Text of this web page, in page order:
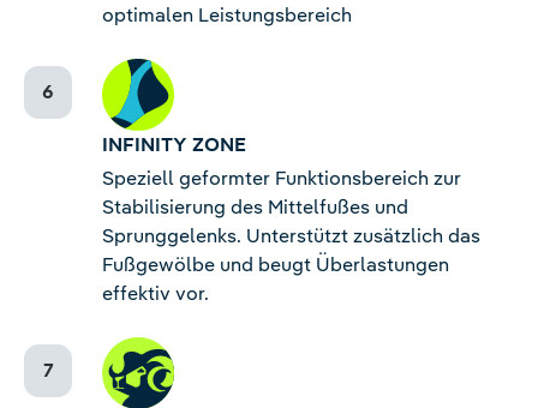
optimalen Leistungsbereich
INFINITY ZONE
Speziell geformter Funktionsbereich zur
Stabilisierung des Mittelfußes und
Sprunggelenks. Unterstützt zusätzlich das
Fußgewölbe und beugt Überlastungen
effektiv vor.